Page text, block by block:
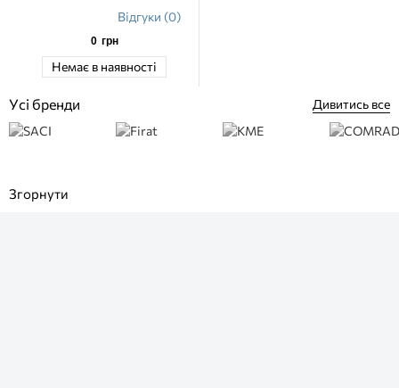
Відгуки (0)
0 грн
Немає в наявності
Усі бренди Дивитись все